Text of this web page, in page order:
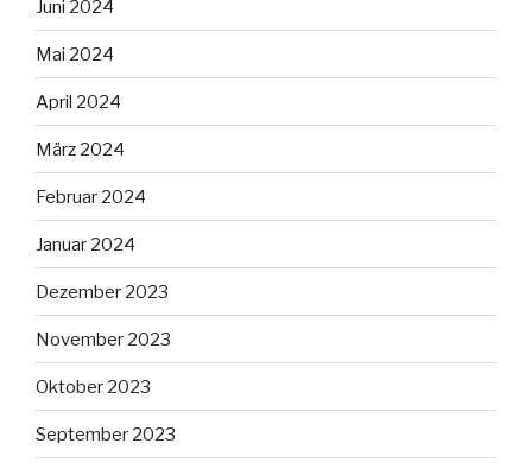
Juni 2024
Mai 2024
April 2024
März 2024
Februar 2024
Januar 2024
Dezember 2023
November 2023
Oktober 2023
September 2023